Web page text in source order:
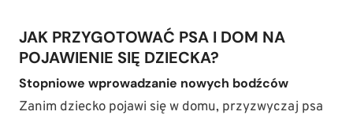
JAK PRZYGOTOWAĆ PSA I DOM NA
POJAWIENIE SIĘ DZIECKA?
Stopniowe wprowadzanie nowych bodźców
Zanim dziecko pojawi się w domu, przyzwyczaj psa